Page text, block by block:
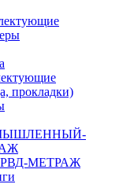
прокладки)
РВД-МЕТРАЖ